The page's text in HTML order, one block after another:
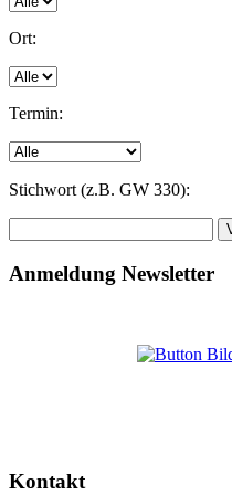
Ort:
Termin:
Stichwort (z.B. GW 330):
Anmeldung Newsletter
Kontakt